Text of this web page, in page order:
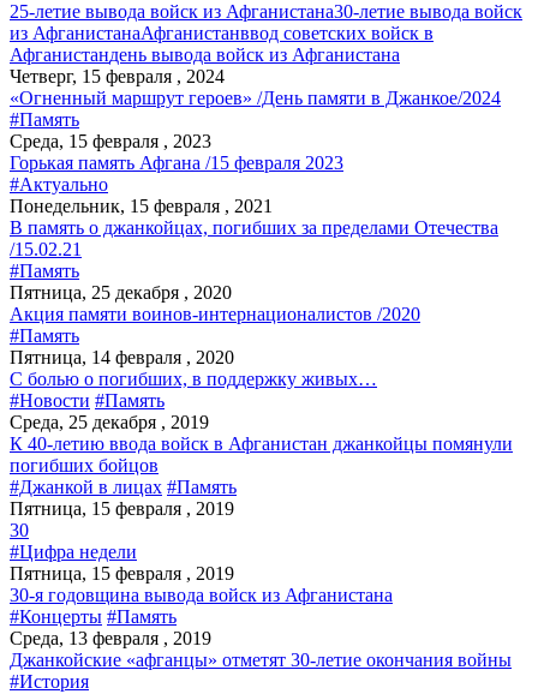
25-летие вывода войск из Афганистана30-летие вывода войск
из АфганистанаАфганистанввод советских войск в
Афганистандень вывода войск из Афганистана
Четверг, 15 февраля , 2024
«Огненный маршрут героев» /День памяти в Джанкое/2024
#Память
Среда, 15 февраля , 2023
Горькая память Афгана /15 февраля 2023
#Актуально
Понедельник, 15 февраля , 2021
В память о джанкойцах, погибших за пределами Отечества
/15.02.21
#Память
Пятница, 25 декабря , 2020
Акция памяти воинов-интернационалистов /2020
#Память
Пятница, 14 февраля , 2020
С болью о погибших, в поддержку живых…
#Новости #Память
Среда, 25 декабря , 2019
К 40-летию ввода войск в Афганистан джанкойцы помянули
погибших бойцов
#Джанкой в лицах #Память
Пятница, 15 февраля , 2019
30
#Цифра недели
Пятница, 15 февраля , 2019
30-я годовщина вывода войск из Афганистана
#Концерты #Память
Среда, 13 февраля , 2019
Джанкойские «афганцы» отметят 30-летие окончания войны
#История